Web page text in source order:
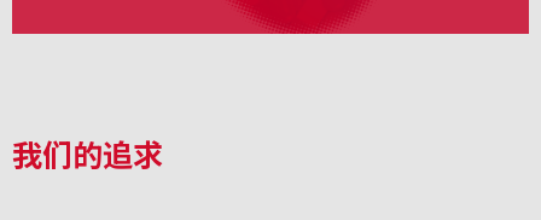
我们的追求